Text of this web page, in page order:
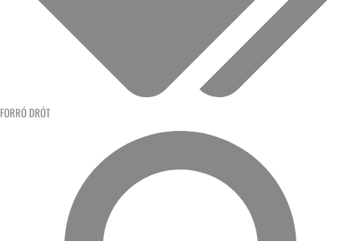
FORRÓ DRÓT